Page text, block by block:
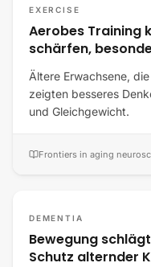
EXERCISE
Aerobes Training
schärfen,
Ältere Erwachsene,
zeigten besseres
und Gleichgewicht.
Frontiers in aging
DEMENTIA
Bewegung
Schutz alternder